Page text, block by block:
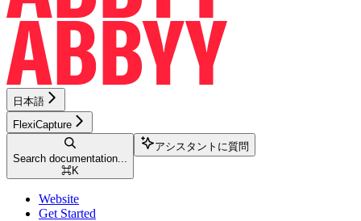
日本語
FlexiCapture
Search documentation...
⌘K
アシスタントに質問
Website
Get Started